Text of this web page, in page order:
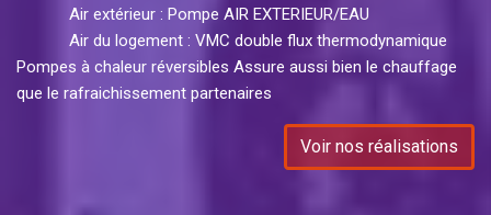
Air extérieur : Pompe AIR EXTERIEUR/EAU
Air du logement : VMC double flux thermodynamique
Pompes à chaleur réversibles Assure aussi bien le chauffage
que le rafraichissement partenaires
Voir nos réalisations